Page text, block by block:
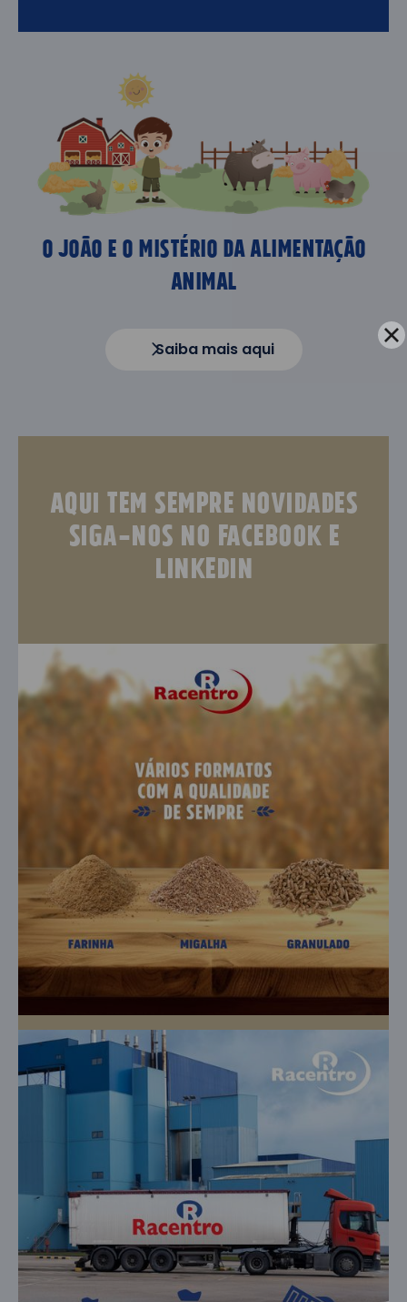
O jOÃO E O MISTÉRIO DA ALIMENTAÇÃO
ANIMAL
Saiba mais aqui
Aqui tem sempre novidades
siga-nos no facebook e
linkedin